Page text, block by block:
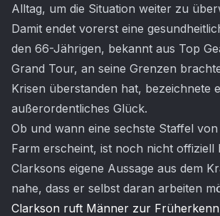
Alltag, um die Situation weiter zu
Damit endet vorerst eine
den 66-Jährigen, bekannt aus Top
Grand Tour, an seine Grenzen
Krisen überstanden hat, bezeichnete
außerordentliches Glück.
Ob und wann eine sechste Staffel
Farm erscheint, ist noch nicht offiziell
Clarksons eigene Aussage aus dem
nahe, dass er selbst daran arbeiten
Clarkson ruft Männer zur